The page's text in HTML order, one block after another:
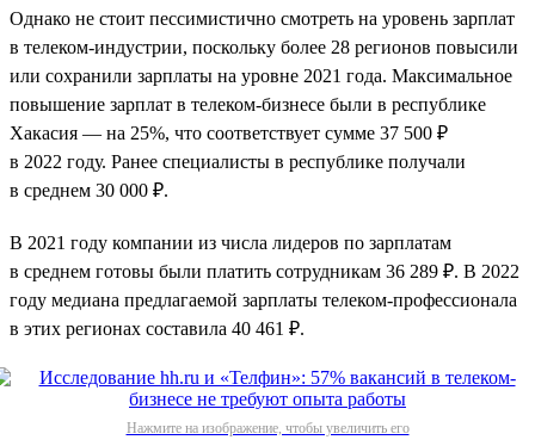
Однако не стоит пессимистично смотреть на уровень зарплат
в телеком-индустрии, поскольку более 28 регионов повысили
или сохранили зарплаты на уровне 2021 года. Максимальное
повышение зарплат в телеком-бизнесе были в республике
Хакасия — на 25%, что соответствует сумме 37 500 ₽
в 2022 году. Ранее специалисты в республике получали
в среднем 30 000 ₽.
В 2021 году компании из числа лидеров по зарплатам
в среднем готовы были платить сотрудникам 36 289 ₽. В 2022
году медиана предлагаемой зарплаты телеком-профессионала
в этих регионах составила 40 461 ₽.
Нажмите на изображение, чтобы увеличить его